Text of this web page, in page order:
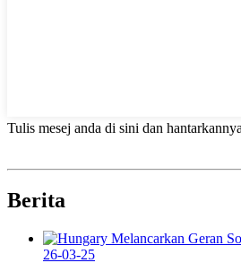
Tulis mesej anda di sini dan
Berita
26-03-25